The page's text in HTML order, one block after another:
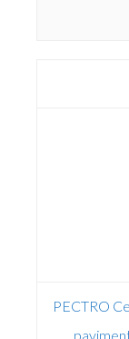
PECTRO